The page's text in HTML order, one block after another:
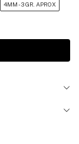
4MM - 3 GR. APROX